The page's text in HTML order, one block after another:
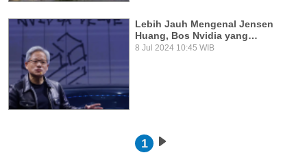
Lebih Jauh Mengenal Jensen
Huang, Bos Nvidia yang…
8 Jul 2024 10:45 WIB
1 Next page